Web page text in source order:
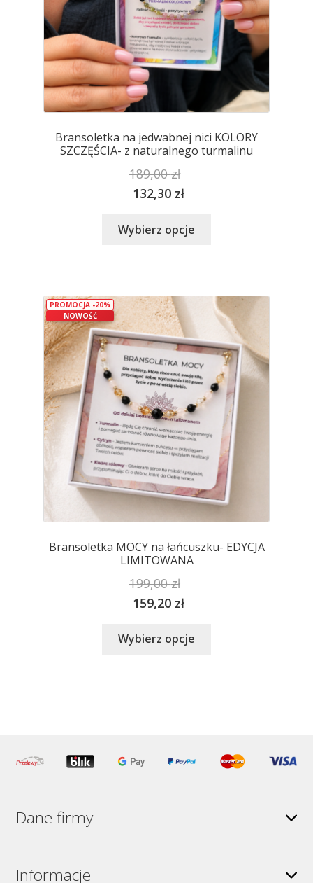
Bransoletka na jedwabnej nici KOLORY
SZCZĘŚCIA- z naturalnego turmalinu
189,00zł
132,30 zł
Wybierz opcje
wariantów.
Opcje
można
wybrać
na
stronie
produktu
NOWOŚĆ
PROMOCJA -20%
Bransoletka MOCY na łańcuszku- EDYCJA
LIMITOWANA
199,00zł
159,20 zł
Wybierz opcje
wybrać
na
Dane firmy
Informacje